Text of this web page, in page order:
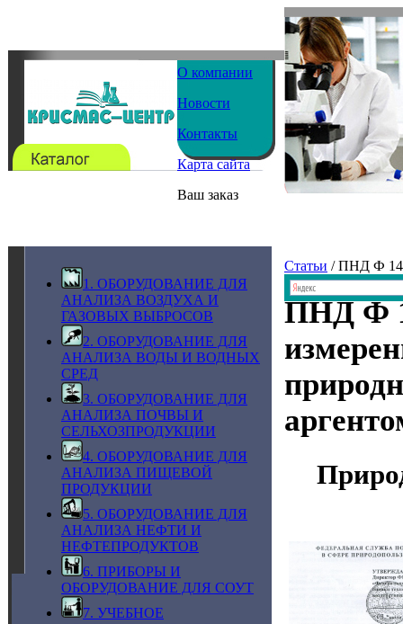
О компании
Новости
Контакты
Карта сайта
Ваш заказ
1. ОБОРУДОВАНИЕ ДЛЯ
АНАЛИЗА ВОЗДУХА И
ГАЗОВЫХ ВЫБРОСОВ
2. ОБОРУДОВАНИЕ ДЛЯ
АНАЛИЗА ВОДЫ И ВОДНЫХ
СРЕД
3. ОБОРУДОВАНИЕ ДЛЯ
АНАЛИЗА ПОЧВЫ И
СЕЛЬХОЗПРОДУКЦИИ
4. ОБОРУДОВАНИЕ ДЛЯ
АНАЛИЗА ПИЩЕВОЙ
ПРОДУКЦИИ
5. ОБОРУДОВАНИЕ ДЛЯ
АНАЛИЗА НЕФТИ И
НЕФТЕПРОДУКТОВ
6. ПРИБОРЫ И
ОБОРУДОВАНИЕ ДЛЯ СОУТ
7. УЧЕБНОЕ
Статьи / ПНД Ф
ПНД Ф